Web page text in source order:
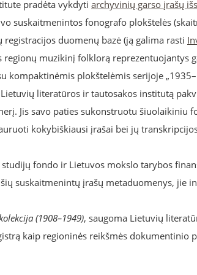
pradėta vykdyti archyvinių garso įrašų
suskaitmenintos fonografo plokštelės
duomenų bazė (ją galima rasti
muzikinį folklorą reprezentuojantys
kompaktinėmis plokštelėmis serijoje
literatūros ir tautosakos institutą
Jis savo paties sukonstruotu šiuolaikiniu
kokybiškiausi įrašai bei jų
fondo ir Lietuvos mokslo tarybos
suskaitmenintų įrašų metaduomenys, jie
(1908–1949), saugoma Lietuvių
kaip regioninės reikšmės dokumentinio